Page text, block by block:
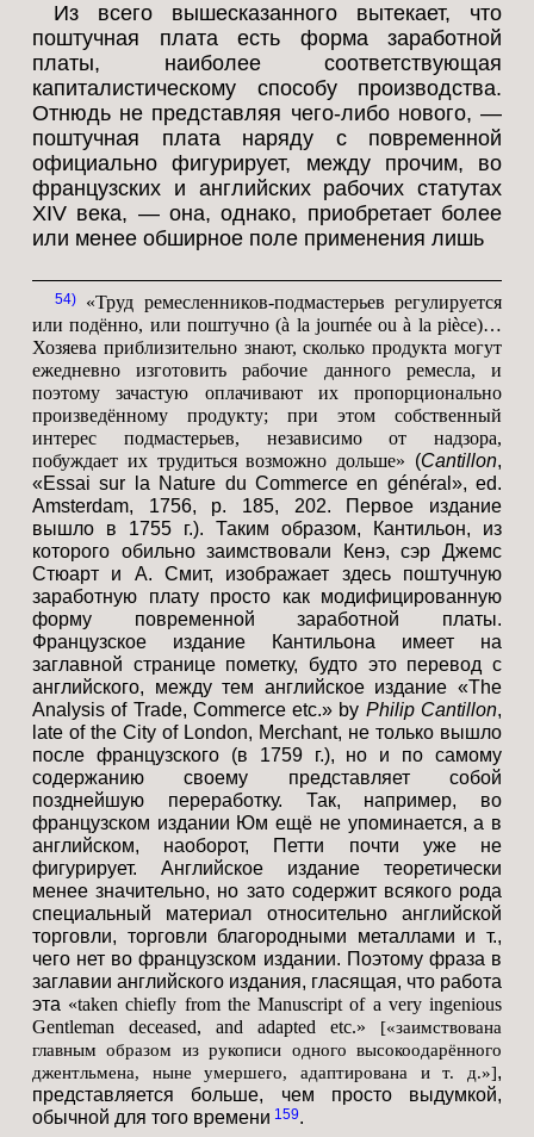
Из всего вышесказанного вытекает, что
поштучная плата есть форма заработной
платы, наиболее соответствующая
капиталистическому способу производства.
Отнюдь не представляя чего-либо нового, —
поштучная плата наряду с повременной
официально фигурирует, между прочим, во
французских и английских рабочих статутах
XIV века, — она, однако, приобретает более
или менее обширное поле применения лишь
54
«Труд ремесленников-подмастерьев регулируется
или подённо, или поштучно (à la journée ou à la pièce)…
Хозяева приблизительно знают, сколько продукта могут
ежедневно изготовить рабочие данного ремесла, и
поэтому зачастую оплачивают их пропорционально
произведённому продукту; при этом собственный
интерес подмастерьев, независимо от надзора,
побуждает их трудиться возможно дольше» (Cantillon,
«Essai sur la Nature du Commerce en général», ed.
Amsterdam, 1756, p. 185, 202. Первое издание
вышло в 1755 г.). Таким образом, Кантильон, из
которого обильно заимствовали Кенэ, сэр Джемс
Стюарт и А. Смит, изображает здесь поштучную
заработную плату просто как модифицированную
форму повременной заработной платы.
Французское издание Кантильона имеет на
заглавной странице пометку, будто это перевод с
английского, между тем английское издание «The
Analysis of Trade, Commerce etc.» by Philip Cantillon,
late of the City of London, Merchant, не только вышло
после французского (в 1759 г.), но и по самому
содержанию своему представляет собой
позднейшую переработку. Так, например, во
французском издании Юм ещё не упоминается, а в
английском, наоборот, Петти почти уже не
фигурирует. Английское издание теоретически
менее значительно, но зато содержит всякого рода
специальный материал относительно английской
торговли, торговли благородными металлами и т.,
чего нет во французском издании. Поэтому фраза в
заглавии английского издания, гласящая, что работа
эта «taken chiefly from the Manuscript of a very ingenious
Gentleman deceased, and adapted etc.» [«заимствована
главным образом из рукописи одного высокоодарённого
джентльмена, ныне умершего, адаптирована и т. д.»],
представляется больше, чем просто выдумкой,
обычной для того времени 159.